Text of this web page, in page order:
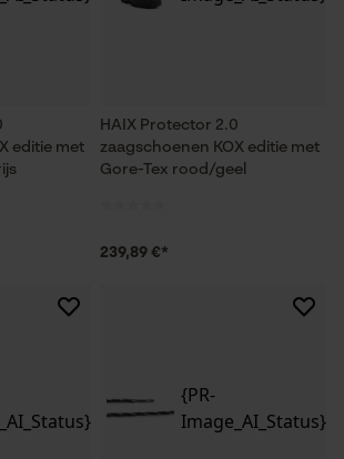
editie met
HAIX Protector 2.0
zaagschoenen KOX editie met
Gore-Tex rood/geel
239,89 €*
{PR-
Image_AI_Status}